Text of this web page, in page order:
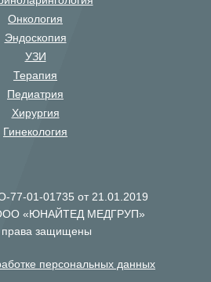
Онкология
Эндоскопия
УЗИ
Терапия
Педиатрия
Хирургия
Гинекология
77-01-01735 от 21.01.2019
«ЮНАЙТЕД МЕДГРУП»
права защищены
персональных данных